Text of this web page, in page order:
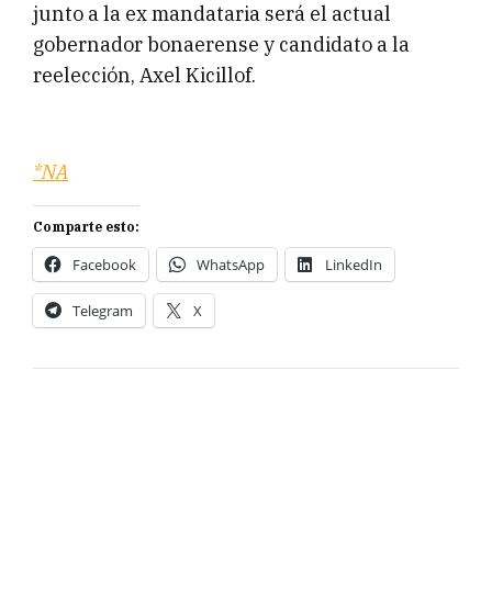
junto a la ex mandataria será el actual
gobernador bonaerense y candidato a la
reelección, Axel Kicillof.
*NA
Comparte esto:
Facebook WhatsApp LinkedIn
Telegram X